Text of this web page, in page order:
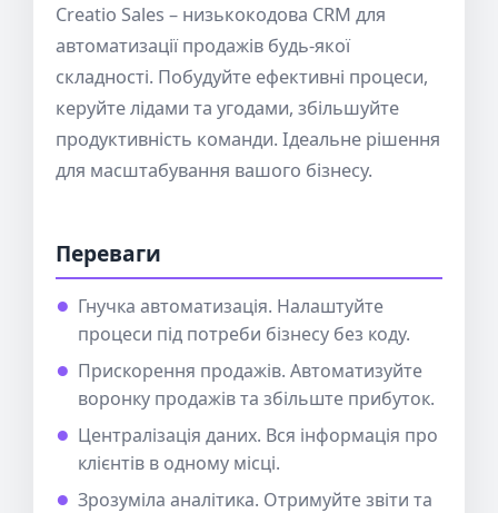
Creatio Sales – низькокодова CRM для
автоматизації продажів будь-якої
складності. Побудуйте ефективні процеси,
керуйте лідами та угодами, збільшуйте
продуктивність команди. Ідеальне рішення
для масштабування вашого бізнесу.
Переваги
Гнучка автоматизація. Налаштуйте
процеси під потреби бізнесу без коду.
Прискорення продажів. Автоматизуйте
воронку продажів та збільште прибуток.
Централізація даних. Вся інформація про
клієнтів в одному місці.
Зрозуміла аналітика. Отримуйте звіти та